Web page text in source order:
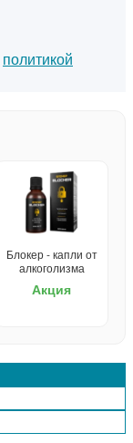
политикой
Блокер - капли от
алкоголизма
Акция